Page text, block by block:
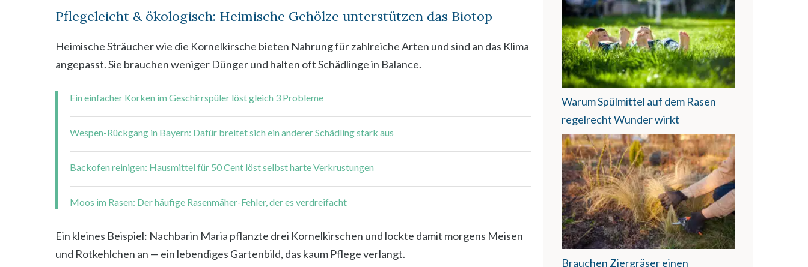
Pflegeleicht & ökologisch: Heimische Gehölze unterstützen das Biotop
Heimische Sträucher wie die Kornelkirsche bieten Nahrung für zahlreiche Arten und sind an das Klima
angepasst. Sie brauchen weniger Dünger und halten oft Schädlinge in Balance.
Ein einfacher Korken im Geschirrspüler löst gleich 3 Probleme
Wespen-Rückgang in Bayern: Dafür breitet sich ein anderer Schädling stark aus
Backofen reinigen: Hausmittel für 50 Cent löst selbst harte Verkrustungen
Moos im Rasen: Der häufige Rasenmäher-Fehler, der es verdreifacht
Ein kleines Beispiel: Nachbarin Maria pflanzte drei Kornelkirschen und lockte damit morgens Meisen
und Rotkehlchen an — ein lebendiges Gartenbild, das kaum Pflege verlangt.
Warum Spülmittel auf dem Rasen
regelrecht Wunder wirkt
Brauchen Ziergräser einen